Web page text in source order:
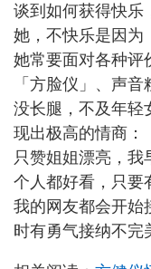
谈到如何获得快乐
她，不快乐是因为
她常要面对各种评
「方脸仪」、声
没长腿，不及年轻
现出极高的情商：
只赞姐姐漂亮，
个人都好看，只要
我的网友都会开始
时有勇气接纳不完